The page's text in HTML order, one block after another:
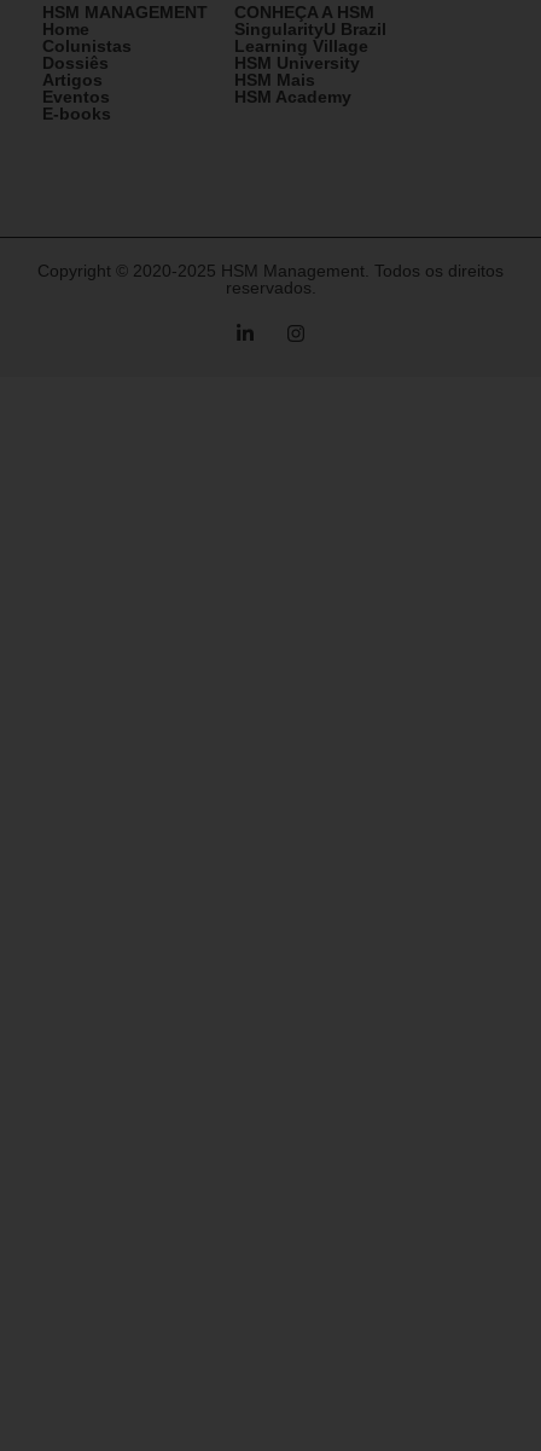
HSM MANAGEMENT
Home
Colunistas
Dossiês
Artigos
Eventos
E-books
CONHEÇA A HSM
SingularityU Brazil
Learning Village
HSM University
HSM Mais
HSM Academy
Copyright © 2020-2025 HSM Management. Todos os direitos
reservados.